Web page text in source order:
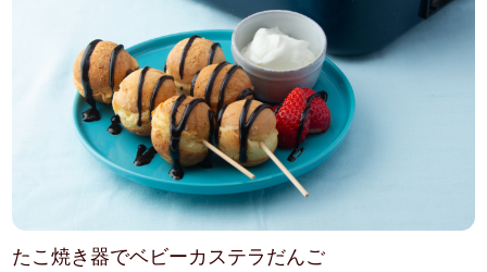
たこ焼き器でベビーカステラだんご